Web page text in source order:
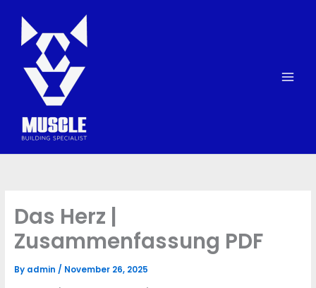
content
Das Herz |
Zusammenfassung PDF
By admin / November 26, 2025